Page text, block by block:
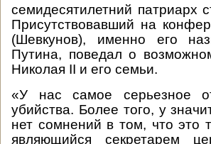
семидесятилетний патриарх
Присутствовавший на
(Шевкунов), именно его
Путина, поведал о
Николая II и его семьи.
«У нас самое серьезное
убийства. Более того, у
нет сомнений в том, что это
являющийся секретарем